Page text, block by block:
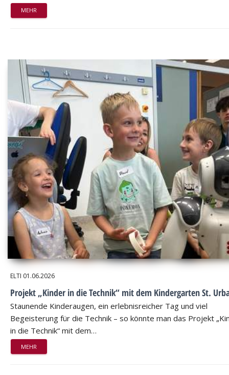
MEHR
ELTI 01.06.2026
Projekt „Kinder in die Technik“ mit dem Kindergarten St.
Staunende Kinderaugen, ein erlebnisreicher Tag und viel
Begeisterung für die Technik – so könnte man das Projekt
in die Technik“ mit dem…
MEHR